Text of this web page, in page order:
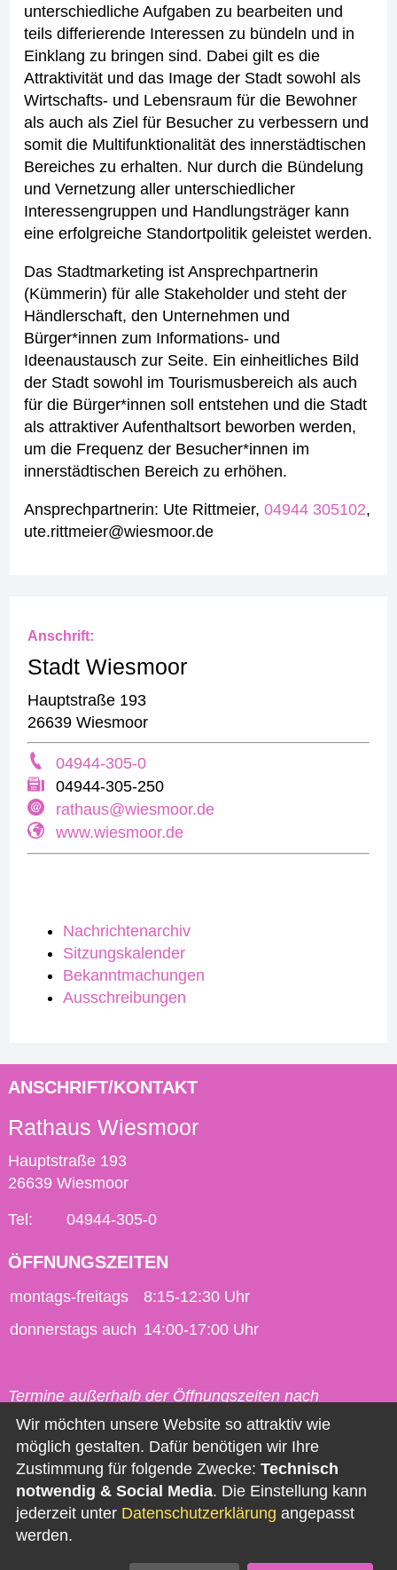
unterschiedliche Aufgaben zu bearbeiten und
teils differierende Interessen zu bündeln und in
Einklang zu bringen sind. Dabei gilt es die
Attraktivität und das Image der Stadt sowohl als
Wirtschafts- und Lebensraum für die Bewohner
als auch als Ziel für Besucher zu verbessern und
somit die Multifunktionalität des innerstädtischen
Bereiches zu erhalten. Nur durch die Bündelung
und Vernetzung aller unterschiedlicher
Interessengruppen und Handlungsträger kann
eine erfolgreiche Standortpolitik geleistet werden.
Das Stadtmarketing ist Ansprechpartnerin
(Kümmerin) für alle Stakeholder und steht der
Händlerschaft, den Unternehmen und
Bürger*innen zum Informations- und
Ideenaustausch zur Seite. Ein einheitliches Bild
der Stadt sowohl im Tourismusbereich als auch
für die Bürger*innen soll entstehen und die Stadt
als attraktiver Aufenthaltsort beworben werden,
um die Frequenz der Besucher*innen im
innerstädtischen Bereich zu erhöhen.
Ansprechpartnerin: Ute Rittmeier,04944 305102,
ute.rittmeier@wiesmoor.de
Nachrichtenarchiv
Sitzungskalender
Bekanntmachungen
Ausschreibungen
Anschrift:
Stadt Wiesmoor
Hauptstraße 193
26639 Wiesmoor
04944-305-0
04944-305-250
rathaus@wiesmoor.de
www.wiesmoor.de
ANSCHRIFT/KONTAKT
Rathaus Wiesmoor
Hauptstraße 193
26639 Wiesmoor
Tel: 04944-305-0
ÖFFNUNGSZEITEN
montags-freitags
8:15-12:30 Uhr
donnerstags auch 14:00-17:00 Uhr
Termine außerhalb der Öffnungszeiten nach
vorheriger Vereinbarung möglich.
Kontakt
Impressum
Datenschutz
Wir möchten unsere Website so attraktiv wie
möglich gestalten. Dafür benötigen wir Ihre
Zustimmung für folgende Zwecke: Technisch
notwendig & Social Media. Die Einstellung kann
jederzeit unter Datenschutzerklärung angepasst
werden.